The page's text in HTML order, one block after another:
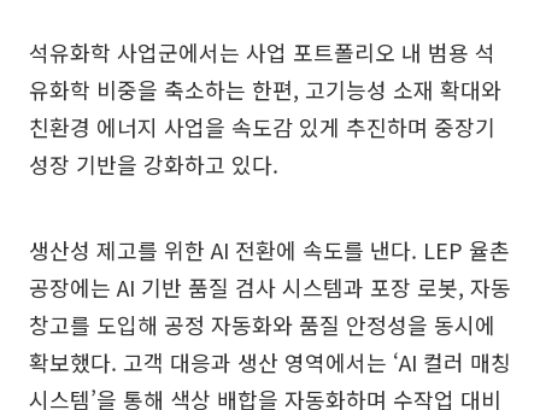
석유화학 사업군에서는 사업 포트폴리오 내 범용 석
유화학 비중을 축소하는 한편, 고기능성 소재 확대와
친환경 에너지 사업을 속도감 있게 추진하며 중장기
성장 기반을 강화하고 있다.
생산성 제고를 위한 AI 전환에 속도를 낸다. LEP 율촌
공장에는 AI 기반 품질 검사 시스템과 포장 로봇, 자동
창고를 도입해 공정 자동화와 품질 안정성을 동시에
확보했다. 고객 대응과 생산 영역에서는 ‘AI 컬러 매칭
시스템’을 통해 색상 배합을 자동화하며 수작업 대비